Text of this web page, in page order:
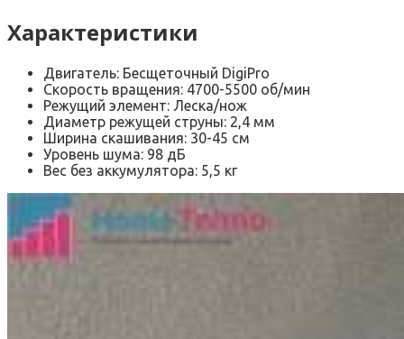
Характеристики
Двигатель: Бесщеточный DigiPro
Скорость вращения: 4700-5500 об/мин
Режущий элемент: Леска/нож
Диаметр режущей струны: 2,4 мм
Ширина скашивания: 30-45 см
Уровень шума: 98 дБ
Вес без аккумулятора: 5,5 кг